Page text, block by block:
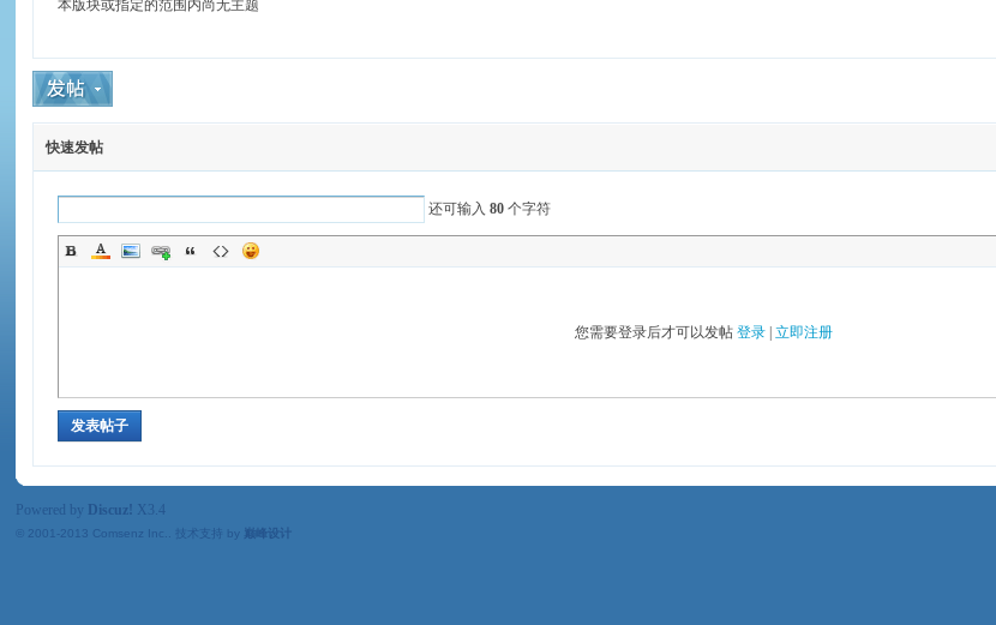
本版块或指定的范围内尚无主题
快速发帖
还可输入 80个字符
您需要登录后才可以发帖登录 |立即注册
发表帖子
Powered by Discuz! X3.4
© 2001-2013 Comsenz Inc. . 技术支持 by 巅峰设计